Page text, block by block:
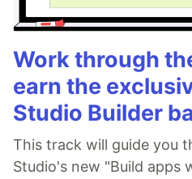
自己创建完成后获取
Name为 CORPSECRET 和
的Actions secret。
进入 我的企业 → 微信插
码，关注以后即可收到
效果示意 示例内容
Server酱
Work through
earn the
Studio Builder
This track will guide you
Studio's new "Build apps